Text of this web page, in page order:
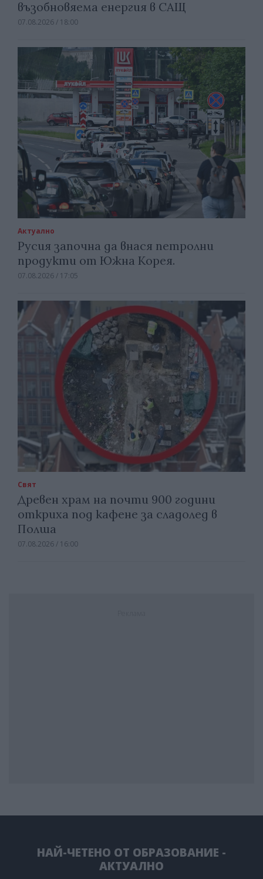
възобновяема енергия в САЩ
07.08.2026 / 18:00
Актуално
Русия започна да внася петролни
продукти от Южна Корея.
07.08.2026 / 17:05
Свят
Древен храм на почти 900 години
откриха под кафене за сладолед в
Полша
07.08.2026 / 16:00
НАЙ-ЧЕТЕНО ОТ ОБРАЗОВАНИЕ -
АКТУАЛНО